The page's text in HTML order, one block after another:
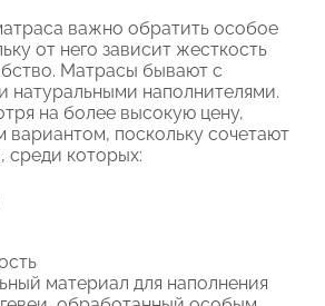
важно обратить особое
от него зависит жесткость
Матрасы бывают с
натуральными наполнителями.
на более высокую цену,
вариантом, поскольку сочетают
среди которых:
материал для наполнения